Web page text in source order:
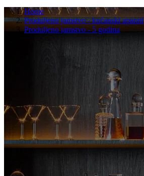
Home
Produljeno jamstvo - kućanski aparati
Produljeno jamstvo - 5 godina